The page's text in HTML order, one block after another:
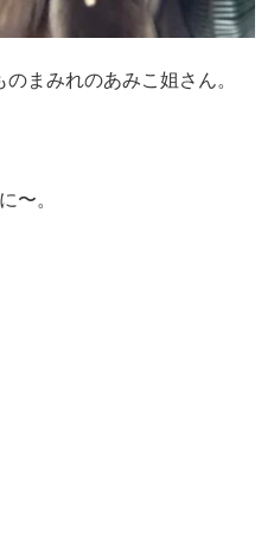
まみれのあみこ姐さん。
〜。